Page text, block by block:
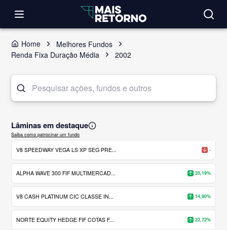
Home
Melhores Fundos
Renda Fixa Duração Média
2002
Lâminas em destaque
Saiba como patrocinar um fundo
V8 SPEEDWAY VEGA LS XP SEG PRE... -
ALPHA WAVE 300 FIF MULTIMERCAD... 35,19%
V8 CASH PLATINUM CIC CLASSE IN... 14,90%
NORTE EQUITY HEDGE FIF COTAS F... 22,72%